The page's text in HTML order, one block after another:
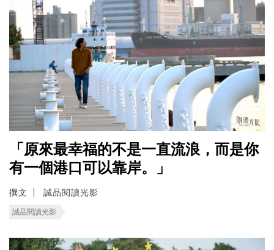
「原來最幸福的不是一直流浪，而是你
有一個港口可以靠岸。」
撰文 誠品閱讀光影
誠品閱讀光影